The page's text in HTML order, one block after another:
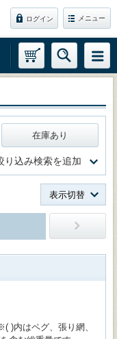
ログイン メニュー
在庫あり
り込み検索を追加
表示切替
)内はペグ、張り網、